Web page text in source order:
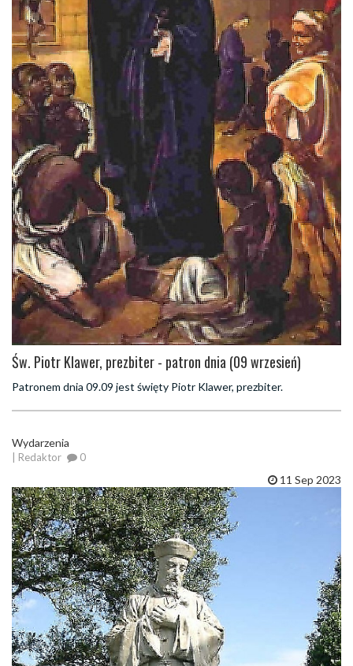
Św. Piotr Klawer, prezbiter - patron dnia (09 wrzesień)
Patronem dnia 09.09 jest święty Piotr Klawer, prezbiter.
Wydarzenia
| Redaktor 0
11 Sep 2023